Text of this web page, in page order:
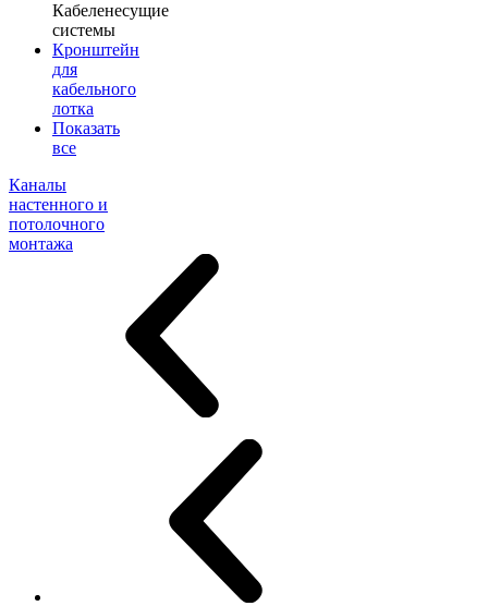
Кабеленесущие
системы
Кронштейн
для
кабельного
лотка
Показать
все
Каналы
настенного и
потолочного
монтажа